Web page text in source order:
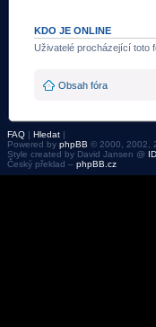
KDO JE ONLINE
Uživatelé procházející toto
Obsah fóra
FAQ | Hledat |
Powered by phpBB © 2000, 2002,
Style created by David Jansen @
Český překlad – phpBB.cz